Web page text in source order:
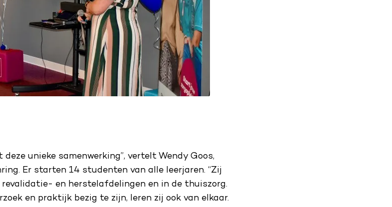
unieke samenwerking”, vertelt Wendy Goos,
Er starten 14 studenten van alle leerjaren. “Zij
revalidatie- en herstelafdelingen en in de thuiszorg.
en praktijk bezig te zijn, leren zij ook van elkaar.